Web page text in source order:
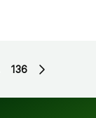
136